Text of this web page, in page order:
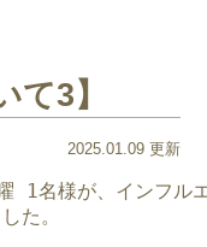
て3】
2025.01.09 更新
名様が、インフル
た。